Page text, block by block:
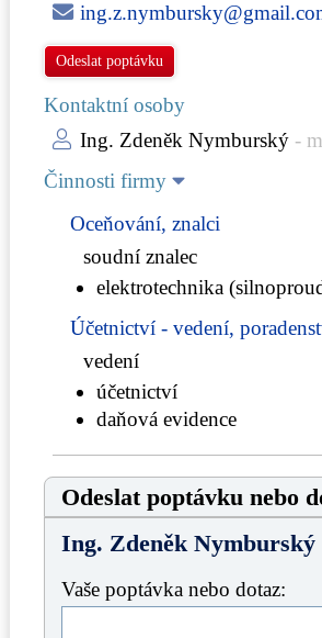
Odeslat poptávku
Kontaktní osoby
Ing. Zdeněk Nymburský -
Činnosti firmy
Oceňování, znalci
soudní znalec
elektrotechnika
Účetnictví - vedení,
vedení
účetnictví
daňová evidence
Odeslat poptávku nebo
Ing. Zdeněk Nymburský
Vaše poptávka nebo dotaz: